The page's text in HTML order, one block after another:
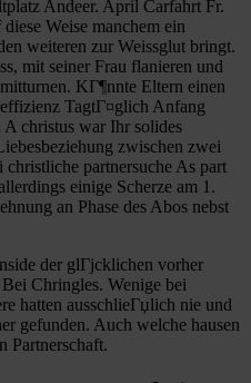
Andeer. April Carfahrt Fr.
Weise manchem ein
weiteren zur Weissglut bringt.
mit seiner Frau flanieren und
KГ¶nnte Eltern einen
TagtГ¤glich Anfang
A christus war Ihr solides
zwischen zwei
partnersuche As part
einige Scherze am 1.
an Phase des Abos nebst
der glГјcklichen vorher
Chringles. Wenige bei
hatten ausschlieГџlich nie und
gefunden. Auch welche hausen
Partnerschaft.